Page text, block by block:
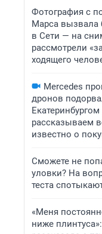
Фотография с
Марса вызвала
в Сети — на
рассмотрели
ходящего
Mercedes
дронов
рассказываем
известно о
Сможете не
уловки? На
теста
«Меня
ниже